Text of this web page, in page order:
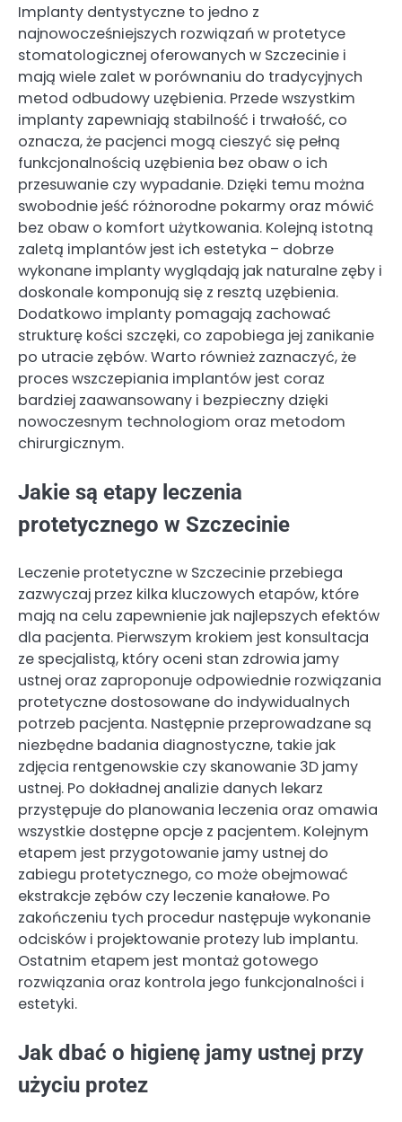
Implanty dentystyczne to jedno z
najnowocześniejszych rozwiązań w protetyce
stomatologicznej oferowanych w Szczecinie i
mają wiele zalet w porównaniu do tradycyjnych
metod odbudowy uzębienia. Przede wszystkim
implanty zapewniają stabilność i trwałość, co
oznacza, że pacjenci mogą cieszyć się pełną
funkcjonalnością uzębienia bez obaw o ich
przesuwanie czy wypadanie. Dzięki temu można
swobodnie jeść różnorodne pokarmy oraz mówić
bez obaw o komfort użytkowania. Kolejną istotną
zaletą implantów jest ich estetyka – dobrze
wykonane implanty wyglądają jak naturalne zęby i
doskonale komponują się z resztą uzębienia.
Dodatkowo implanty pomagają zachować
strukturę kości szczęki, co zapobiega jej zanikanie
po utracie zębów. Warto również zaznaczyć, że
proces wszczepiania implantów jest coraz
bardziej zaawansowany i bezpieczny dzięki
nowoczesnym technologiom oraz metodom
chirurgicznym.
Jakie są etapy leczenia
protetycznego w Szczecinie
Leczenie protetyczne w Szczecinie przebiega
zazwyczaj przez kilka kluczowych etapów, które
mają na celu zapewnienie jak najlepszych efektów
dla pacjenta. Pierwszym krokiem jest konsultacja
ze specjalistą, który oceni stan zdrowia jamy
ustnej oraz zaproponuje odpowiednie rozwiązania
protetyczne dostosowane do indywidualnych
potrzeb pacjenta. Następnie przeprowadzane są
niezbędne badania diagnostyczne, takie jak
zdjęcia rentgenowskie czy skanowanie 3D jamy
ustnej. Po dokładnej analizie danych lekarz
przystępuje do planowania leczenia oraz omawia
wszystkie dostępne opcje z pacjentem. Kolejnym
etapem jest przygotowanie jamy ustnej do
zabiegu protetycznego, co może obejmować
ekstrakcje zębów czy leczenie kanałowe. Po
zakończeniu tych procedur następuje wykonanie
odcisków i projektowanie protezy lub implantu.
Ostatnim etapem jest montaż gotowego
rozwiązania oraz kontrola jego funkcjonalności i
estetyki.
Jak dbać o higienę jamy ustnej przy
użyciu protez